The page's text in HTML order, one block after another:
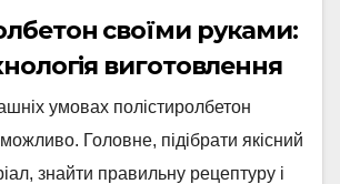
своїми руками:
виготовлення
умовах полістиролбетон
Головне, підібрати якісний
знайти правильну рецептуру і